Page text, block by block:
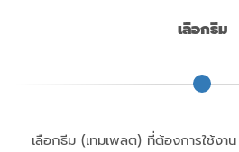
เลือกธีม
เลือกธีม (เทมเพลต) ที่ต้องการใช้งา